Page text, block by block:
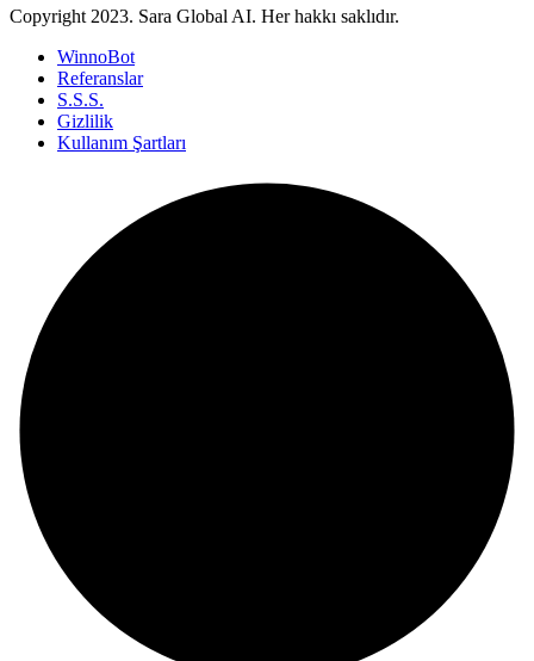
Copyright 2023. Sara Global AI. Her hakkı saklıdır.
WinnoBot
Referanslar
S.S.S.
Gizlilik
Kullanım Şartları